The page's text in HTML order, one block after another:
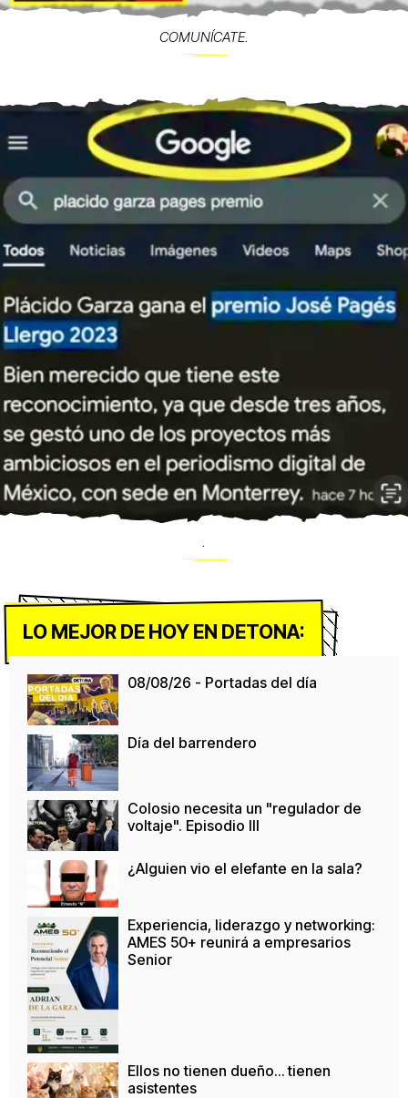
COMUNÍCATE.
.
LO MEJOR DE HOY EN DETONA:
08/08/26 - Portadas del día
Día del barrendero
Colosio necesita un "regulador de
voltaje". Episodio III
¿Alguien vio el elefante en la sala?
Experiencia, liderazgo y networking:
AMES 50+ reunirá a empresarios
Senior
Ellos no tienen dueño… tienen
asistentes